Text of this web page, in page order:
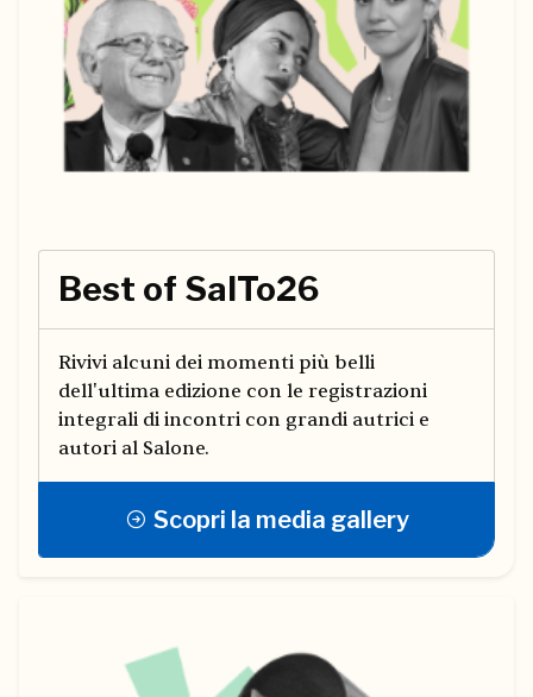
Best of SalTo26
Rivivi alcuni dei momenti più belli
dell'ultima edizione con le registrazioni
integrali di incontri con grandi autrici e
autori al Salone.
Scopri la media gallery